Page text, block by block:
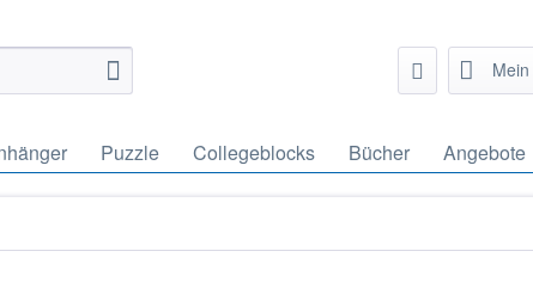
Puzzle Collegeblocks Bücher Angebote